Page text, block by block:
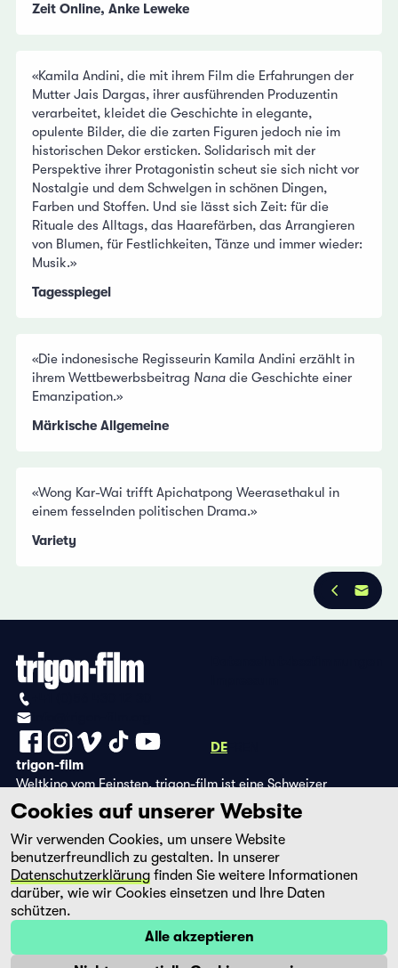
Zeit Online, Anke Leweke
«Kamila Andini, die mit ihrem Film die Erfahrungen der
Mutter Jais Dargas, ihrer ausführenden Produzentin
verarbeitet, kleidet die Geschichte in elegante,
opulente Bilder, die die zarten Figuren jedoch nie im
historischen Dekor ersticken. Solidarisch mit der
Perspektive ihrer Protagonistin scheut sie sich nicht vor
Nostalgie und dem Schwelgen in schönen Dingen,
Farben und Stoffen. Und sie lässt sich Zeit: für die
Rituale des Alltags, das Haarefärben, das Arrangieren
von Blumen, für Festlichkeiten, Tänze und immer wieder:
Musik.»
Tagesspiegel
«Die indonesische Regisseurin Kamila Andini erzählt in
ihrem Wettbewerbsbeitrag Nana die Geschichte einer
Emanzipation.»
Märkische Allgemeine
«Wong Kar-Wai trifft Apichatpong Weerasethakul in
einem fesselnden politischen Drama.»
Variety
DE
trigon-film
Weltkino vom Feinsten. trigon-film ist eine Schweizer
Filmstiftung, die seit 1988 sorgfältig ausgewählte Filme aus
Lateinamerika, Asien, Afrika und dem östlichen Europa im
Kino herausbringt und eine eigene DVD-Edition sowie die
Streaming-Plattform filmingo betreibt.
Cookies auf unserer Website
Wir verwenden Cookies, um unsere Website
benutzerfreundlich zu gestalten. In unserer
Datenschutzerklärung finden Sie weitere Informationen
darüber, wie wir Cookies einsetzen und Ihre Daten
schützen.
Alle akzeptieren